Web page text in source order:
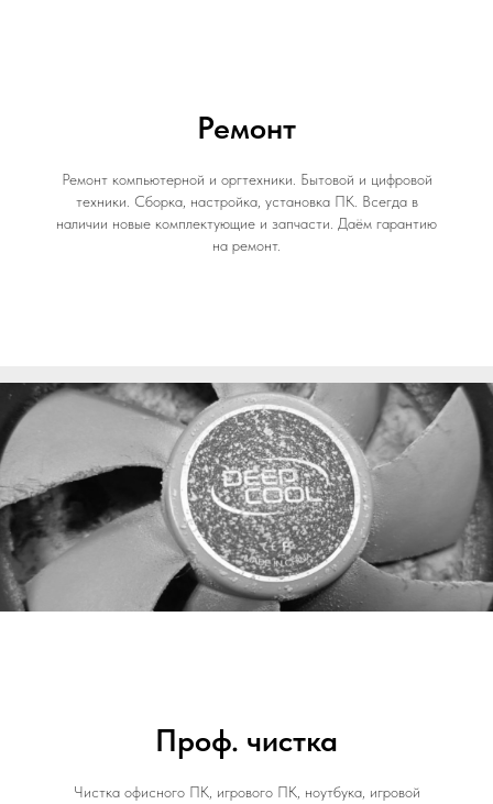
Ремонт
Ремонт компьютерной и оргтехники. Бытовой и цифровой
техники. Сборка, настройка, установка ПК. Всегда в
наличии новые комплектующие и запчасти. Даём гарантию
на ремонт.
Проф. чистка
Чистка офисного ПК, игрового ПК, ноутбука, игровой